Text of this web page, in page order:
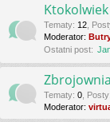
Tematy: 12
Moderator:
Ostatni post:
Zbrojownia
Tematy: 0 Posty
Moderator: